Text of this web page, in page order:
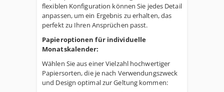
flexiblen Konfiguration können Sie jedes Detail
anpassen, um ein Ergebnis zu erhalten, das
perfekt zu Ihren Ansprüchen passt.
Papieroptionen für individuelle
Monatskalender:
Wählen Sie aus einer Vielzahl hochwertiger
Papiersorten, die je nach Verwendungszweck
und Design optimal zur Geltung kommen: